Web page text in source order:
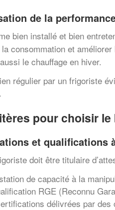
de la
bien installé et bien
consommation et
le chauffage en hiver.
régulier par un frigoriste
pour choisir
et qualifications
doit être titulaire
de capacité à la
RGE (Reconnu
délivrées par